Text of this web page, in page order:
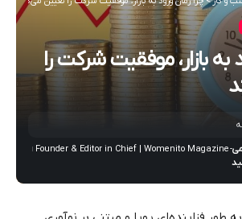
به بازار، موفقیت شرکت را
- Founder & Editor in Chief | Womenito Magazine